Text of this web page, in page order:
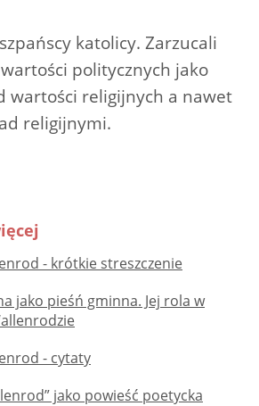
katolicy. Zarzucali
politycznych jako
wartości religijnych a nawet
religijnymi.
- krótkie streszczenie
jako pieśń gminna. Jej rola w
- cytaty
jako powieść poetycka